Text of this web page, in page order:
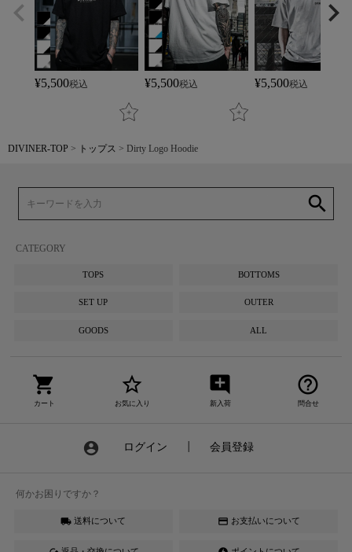
¥5,500税込 ¥5,500税込 ¥5,500税込
DIVINER-TOP トップス Dirty Logo Hoodie
search
CATEGORY
TOPS BOTTOMS
SET UP OUTER
GOODS ALL
shopping_cart
カート
star_border
お気に入り
add_comment
新入荷
help_outline
問合せ
account_circle ログイン 会員登録
何かお困りですか？
local_shipping 送料について credit_card お支払いについて